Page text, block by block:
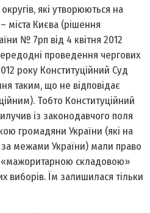
які утворюються на
міста Києва (рішення
№ 7­рп від 4 квітня 2012
проведення чергових
року Конституційний Суд
таким, що не відповідає
Тобто Конституційний
із законодавчого поля
громадяни України (які на
межами України) мали право
«мажоритарною складовою»
виборів. Їм залишилася тільки